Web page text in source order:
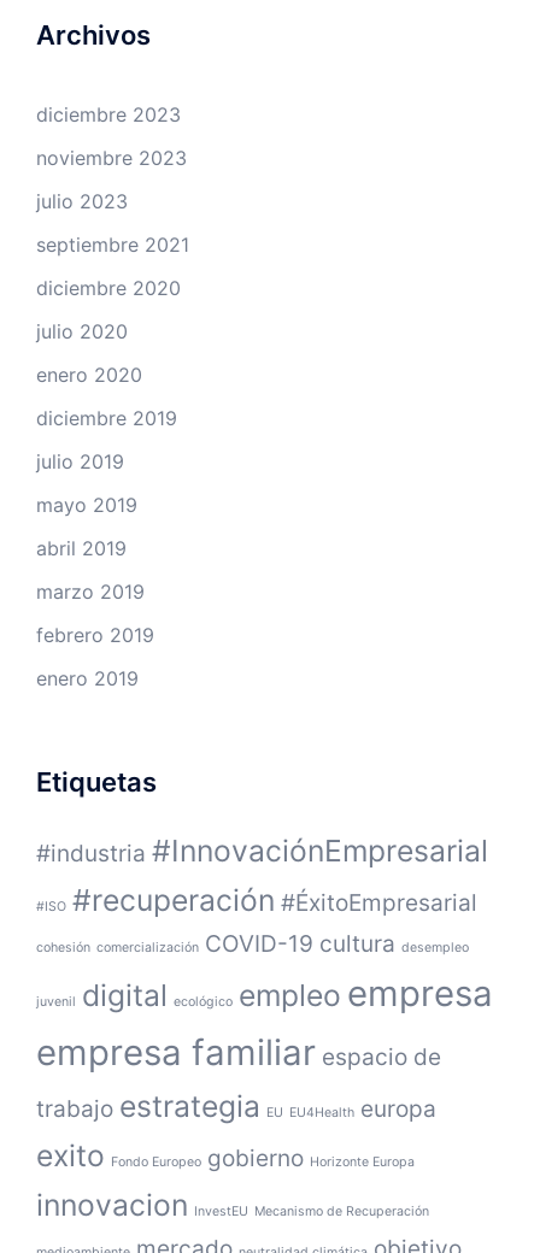
Archivos
diciembre 2023
noviembre 2023
julio 2023
septiembre 2021
diciembre 2020
julio 2020
enero 2020
diciembre 2019
julio 2019
mayo 2019
abril 2019
marzo 2019
febrero 2019
enero 2019
Etiquetas
#industria #InnovaciónEmpresarial
#ISO #recuperación #ÉxitoEmpresarial
cohesión comercialización COVID-19 cultura desempleo
juvenil digital ecológico empleo empresa
empresa familiar espacio de
trabajo estrategia EU EU4Health europa
exito Fondo Europeo gobierno Horizonte Europa
innovacion InvestEU Mecanismo de Recuperación